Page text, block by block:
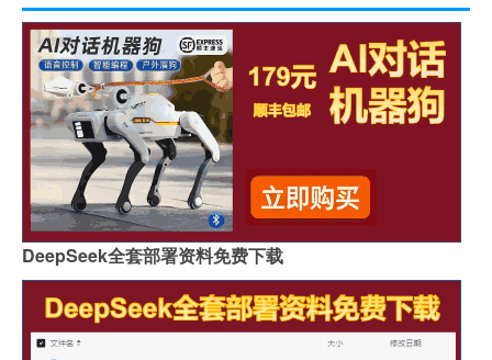
DeepSeek全套部署资料免费下载